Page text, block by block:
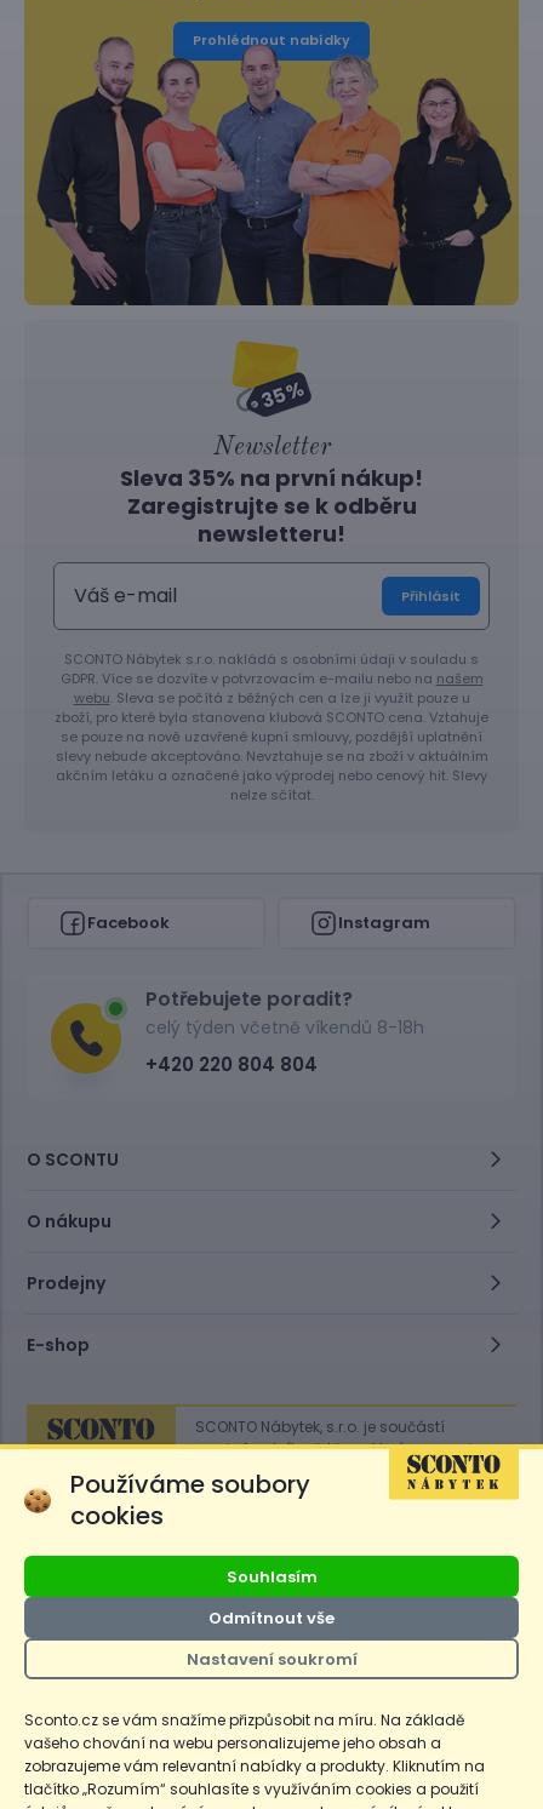
Prohlédnout nabídky
Newsletter
Sleva 35% na první nákup!
Zaregistrujte se k odběru
newsletteru!
Přihlásit
SCONTO Nábytek s.r.o. nakládá s osobními údaji v souladu s
GDPR. Více se dozvíte v potvrzovacím e-mailu nebo na našem
webu. Sleva se počítá z běžných cen a lze ji využít pouze u
zboží, pro které byla stanovena klubová SCONTO cena. Vztahuje
se pouze na nově uzavřené kupní smlouvy, pozdější uplatnění
slevy nebude akceptováno. Nevztahuje se na zboží v aktuálním
akčním letáku a označené jako výprodej nebo cenový hit. Slevy
nelze sčítat.
Facebook Instagram
Potřebujete poradit?
celý týden včetně víkendů 8-18h
+420 220 804 804
O SCONTU
O nákupu
Prodejny
E-shop
SCONTO Nábytek, s.r.o. je součástí
mezinárodního řetězce, který provozuje
obchodní domy
Sconto.
Ceny produktů na e-shopu sconto.cz jsou označeny následovně. Běžná
cena je cena bez označení, *Cena pro členy SCONTO Clubu, **Akční
dnů před prvním zlevněním. Dle zákona o ochraně spotřebitele §12a je
uvedená Běžná cena současně i nejnižší za 30 dní, pokud není Nejnižší
Běžná cena za 30 dní uvedena samostatně na detailu produktu.
Používáme soubory
cookies
Souhlasím
Odmítnout vše
Nastavení soukromí
Sconto.cz se vám snažíme přizpůsobit na míru. Na základě
vašeho chování na webu personalizujeme jeho obsah a
zobrazujeme vám relevantní nabídky a produkty. Kliknutím na
tlačítko „Rozumím“ souhlasíte s využíváním cookies a použití